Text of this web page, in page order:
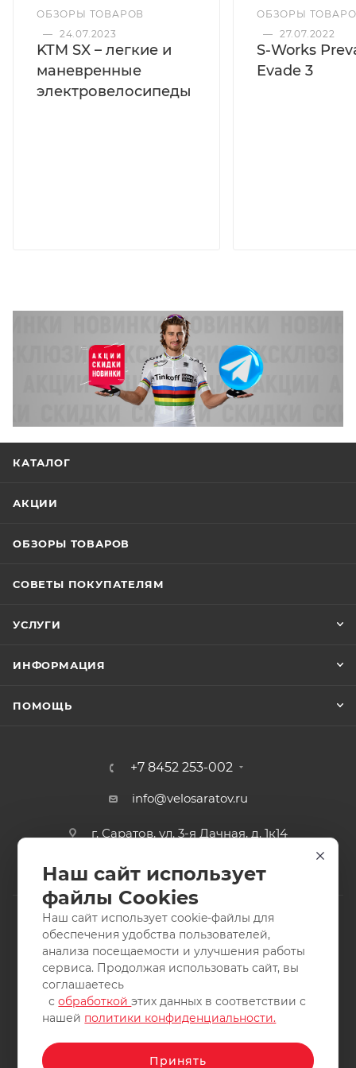
ОБЗОРЫ ТОВАРОВ
— 24.07.2023
KTM SX – легкие и
маневренные
электровелосипеды
ОБЗОРЫ
— 27.07.2022
S-Works
Evade 3
КАТАЛОГ
АКЦИИ
ОБЗОРЫ ТОВАРОВ
СОВЕТЫ ПОКУПАТЕЛЯМ
УСЛУГИ
ИНФОРМАЦИЯ
ПОМОЩЬ
+7 8452 253-002
info@velosaratov.ru
г. Саратов, ул. 3-я Дачная, д. 1к14
2011-2026 © интернет-магазин спортивных товаров
ВелоСаратов. Не является публичной офертой. Все права
защищены. Заимствование материалов и фотографий
запрещено.
Наш сайт использует
файлы Cookies
Наш сайт использует cookie-файлы для
обеспечения удобства пользователей,
анализа посещаемости и улучшения работы
сервиса. Продолжая использовать сайт, вы
соглашаетесь
собработкойэтих данных в соответствии с
нашей политики конфиденциальности.
Принять